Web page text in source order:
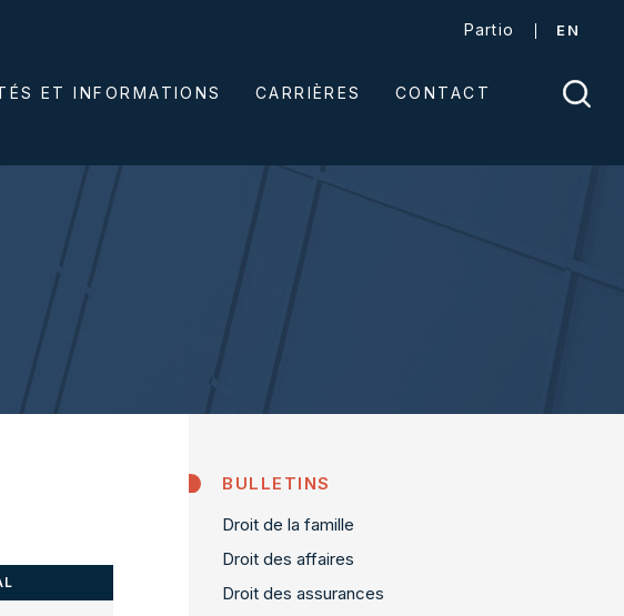
Partio EN
ET INFORMATIONS CARRIÈRES CONTACT
BULLETINS
Droit de la famille
Droit des affaires
Droit des assurances